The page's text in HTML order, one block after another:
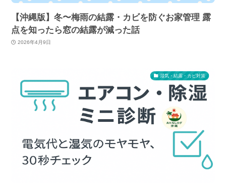
【沖縄版】冬〜梅雨の結露・カビを防ぐお家管理 露
点を知ったら窓の結露が減った話
2026年4月9日
湿気・結露・カビ対策